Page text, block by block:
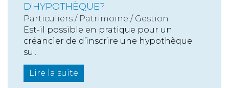
D'HYPOTHÈQUE?
Particuliers / Patrimoine / Gestion
Est-il possible en pratique pour un
créancier de d’inscrire une hypothèque
su...
Lire la suite